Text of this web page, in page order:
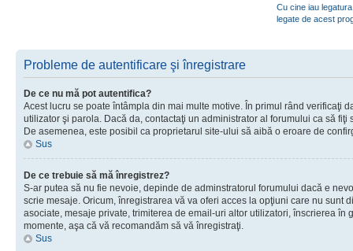
Cu cine iau
legate de acest
Probleme de autentificare şi înregistrare
De ce nu mă pot autentifica?
Acest lucru se poate întâmpla din mai multe motive. În primul rând verificaţi
utilizator şi parola. Dacă da, contactaţi un administrator al forumului ca să fiţi
De asemenea, este posibil ca proprietarul site-ului să aibă o eroare de
Sus
De ce trebuie să mă înregistrez?
S-ar putea să nu fie nevoie, depinde de adminstratorul forumului dacă e
scrie mesaje. Oricum, înregistrarea vă va oferi acces la opţiuni care nu sunt
asociate, mesaje private, trimiterea de email-uri altor utilizatori, înscrierea în
momente, aşa că vă recomandăm să vă înregistraţi.
Sus